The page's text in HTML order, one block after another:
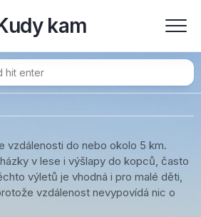
kam
vzdálenosti do nebo okolo 5 km.
v lese i výšlapy do kopců, často
výletů je vhodná i pro malé děti,
vzdálenost nevypovídá nic o